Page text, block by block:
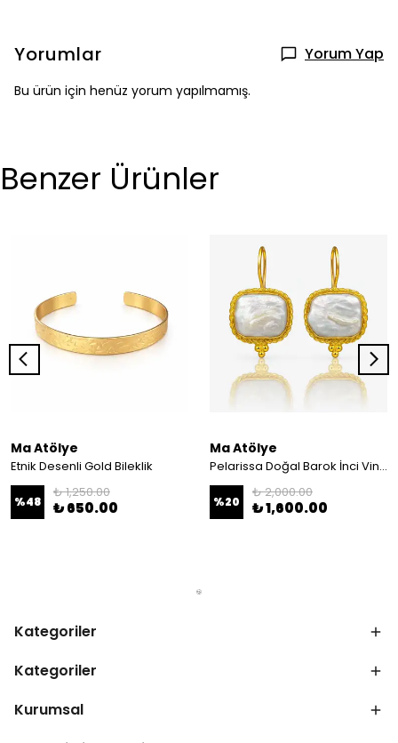
Yorumlar Yorum Yap
Bu ürün için henüz yorum yapılmamış.
Benzer Ürünler
Ma Atölye
Etnik Desenli Gold Bileklik
%48
₺ 1,250.00
₺ 650.00
Ma Atölye
Pelarissa Doğal Barok İnci Vintage Küpe
%20
₺ 2,000.00
₺ 1,600.00
Kategoriler
Kategoriler
Kurumsal